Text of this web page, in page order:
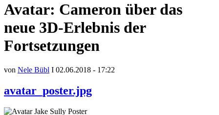
Avatar: Cameron über das
neue 3D-Erlebnis der
Fortsetzungen
von Nele Bübl I 02.06.2018 - 17:22
avatar_poster.jpg